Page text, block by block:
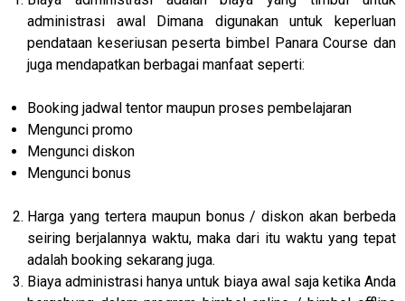
administrasi awal Dimana digunakan untuk keperluan
pendataan keseriusan peserta bimbel Panara Course dan
juga mendapatkan berbagai manfaat seperti:
Booking jadwal tentor maupun proses pembelajaran
Mengunci promo
Mengunci diskon
Mengunci bonus
Harga yang tertera maupun bonus / diskon akan berbeda
seiring berjalannya waktu, maka dari itu waktu yang tepat
adalah booking sekarang juga.
Biaya administrasi hanya untuk biaya awal saja ketika Anda